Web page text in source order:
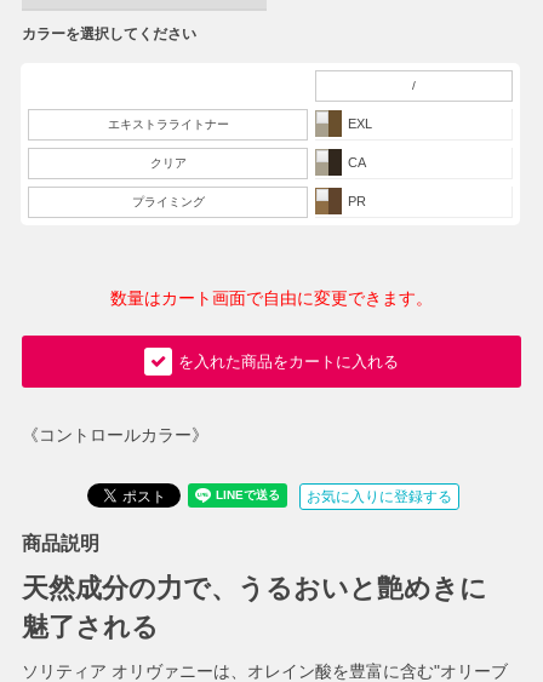
《コントロールカラー》
カラーを選択してください
/
エキストラライトナー EXL
クリア CA
プライミング PR
数量はカート画面で自由に変更できます。
を入れた商品をカートに入れる
お気に入りに登録する
商品説明
天然成分の力で、うるおいと艶めきに
魅了される
ソリティア オリヴァニーは、オレイン酸を豊富に含む"オリーブ